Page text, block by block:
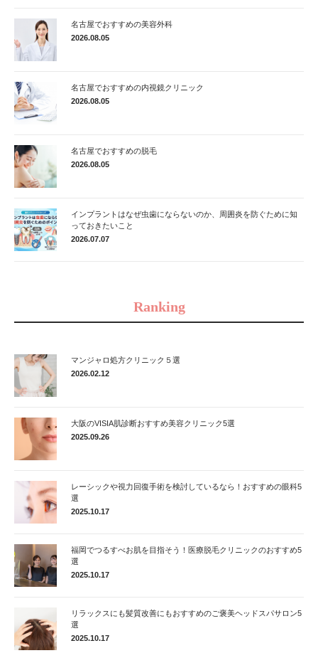
名古屋でおすすめの美容外科
2026.08.05
名古屋でおすすめの内視鏡クリニック
2026.08.05
名古屋でおすすめの脱毛
2026.08.05
インプラントはなぜ虫歯にならないのか、周囲炎を防ぐために知
っておきたいこと
2026.07.07
Ranking
マンジャロ処方クリニック５選
2026.02.12
大阪のVISIA肌診断おすすめ美容クリニック5選
2025.09.26
レーシックや視力回復手術を検討しているなら！おすすめの眼科5
選
2025.10.17
福岡でつるすべお肌を目指そう！医療脱毛クリニックのおすすめ5
選
2025.10.17
リラックスにも髪質改善にもおすすめのご褒美ヘッドスパサロン5
選
2025.10.17